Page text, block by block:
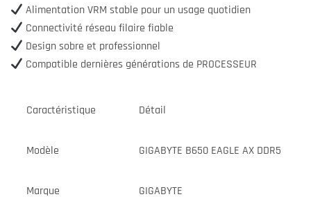
Alimentation VRM stable pour un usage quotidien
Connectivité réseau filaire fiable
Design sobre et professionnel
Compatible dernières générations de PROCESSEUR
Caractéristique Détail
Modèle GIGABYTE B650 EAGLE AX DDR5
Marque GIGABYTE